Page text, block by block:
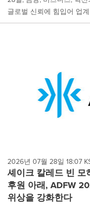
글로벌 신뢰에 힘입어 업
2026년 07월 28일 18:07
셰이크 칼레드 빈
후원 아래, ADFW
위상을 강화한다